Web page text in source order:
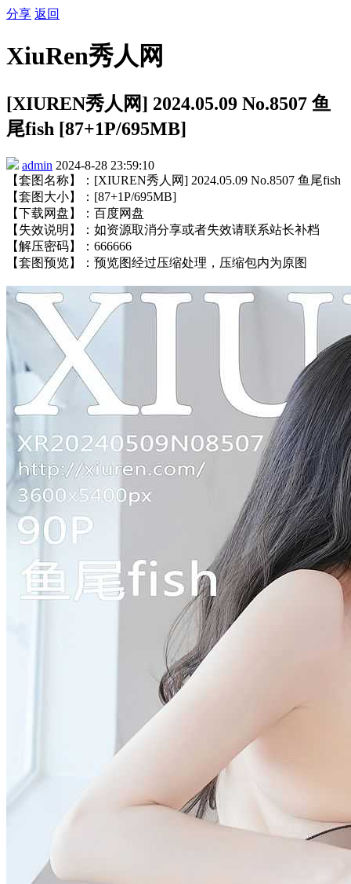
分享 返回
XiuRen秀人网
[XIUREN秀人网] 2024.05.09 No.8507 鱼
尾fish [87+1P/695MB]
admin 2024-8-28 23:59:10
【套图名称】：[XIUREN秀人网] 2024.05.09 No.8507 鱼尾fish
【套图大小】：[87+1P/695MB]
【下载网盘】：百度网盘
【失效说明】：如资源取消分享或者失效请联系站长补档
【解压密码】：666666
【套图预览】：预览图经过压缩处理，压缩包内为原图